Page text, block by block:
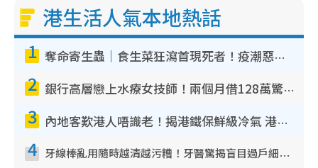
港生活人氣本地熱話
1 奪命寄生蟲｜食生菜狂瀉首現死者！疫潮惡化錄1.8萬宗病例 揭洗菜3大謬誤
2 銀行高層戀上水療女技師！兩個月借128萬驚覺「沉船」沉落火海 揭背後疑似邪教操控賣淫
3 內地客歎港人唔識老！揭港鐵保鮮級冷氣 港人求放過：咪投訴
4 牙線棒亂用隨時越清越污糟！牙醫驚揭盲目過戶細菌恐致蛀牙：呢種先係日常真保養